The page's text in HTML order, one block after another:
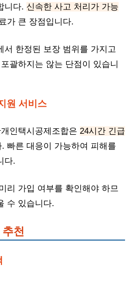
니다. 신속한 사고 처리가 가능
가 큰 장점입니다.
서 한정된 보장 범위를 가지고
괄하지는 않는 단점이 있습니
원 서비스
인택시공제조합은 24시간 긴급
빠른 대응이 가능하여 피해를
다.
리 가입 여부를 확인해야 하므
수 있습니다.
천